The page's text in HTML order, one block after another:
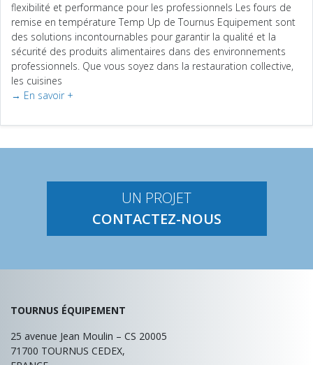
flexibilité et performance pour les professionnels Les fours de
remise en température Temp Up de Tournus Equipement sont
des solutions incontournables pour garantir la qualité et la
sécurité des produits alimentaires dans des environnements
professionnels. Que vous soyez dans la restauration collective,
les cuisines
→ En savoir +
UN PROJET
CONTACTEZ-NOUS
TOURNUS ÉQUIPEMENT
25 avenue Jean Moulin – CS 20005
71700 TOURNUS CEDEX,